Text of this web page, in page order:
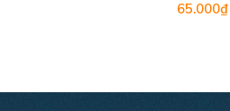
65.000₫